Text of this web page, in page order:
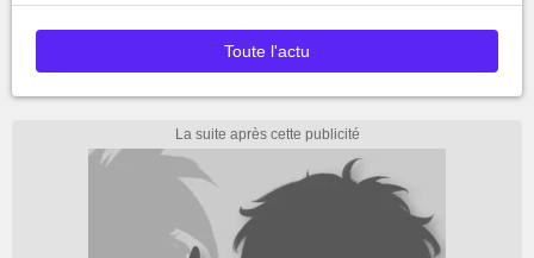
Toute l'actu